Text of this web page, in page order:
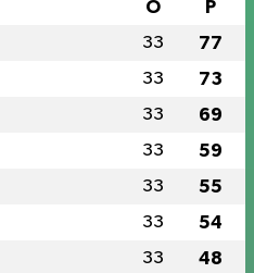
O P
33 77
33 73
33 69
33 59
33 55
33 54
33 48